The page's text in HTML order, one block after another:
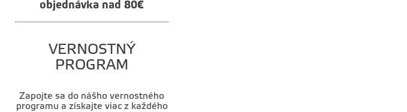
objednávka nad 80€
VERNOSTNÝ
PROGRAM
Zapojte sa do nášho vernostného
programu a získajte viac z každého